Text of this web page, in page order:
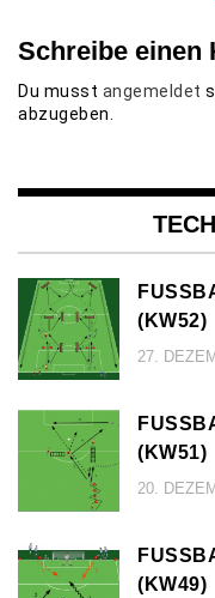
Schreibe einen
Du musst angemeldet
abzugeben.
KW52)
27.
KW51)
20.
KW49)